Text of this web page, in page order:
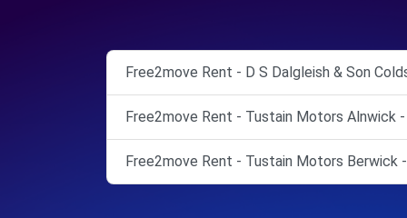
Free2move Rent - D S Dalgleish & Son
Free2move Rent - Tustain Motors Alnwick
Free2move Rent - Tustain Motors Berwick